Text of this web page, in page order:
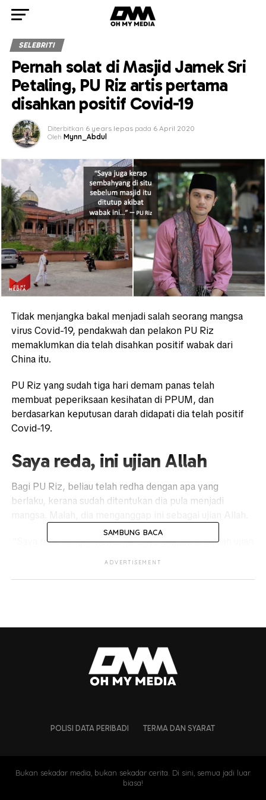
SELEBRITI
Pernah solat di Masjid Jamek Sri
Petaling, PU Riz artis pertama
disahkan positif Covid-19
Diterbitkan 6 years lepas pada 6 April 2020
Oleh Mynn_Abdul
Tidak menjangka bakal menjadi salah seorang mangsa
virus Covid-19, pendakwah dan pelakon PU Riz
memaklumkan dia telah disahkan positif wabak dari
China itu.
PU Riz yang sudah tiga hari demam panas telah
membuat peperiksaan kesihatan di PPUM, dan
berdasarkan keputusan darah didapati dia telah positif
Covid-19.
Saya reda, ini ujian Allah
Bagi PU Riz, beliau telah redha dengan apa yang
berlaku, kerana sudah ditentukan dia pula menjadi
“Saya reda dengan berita ini. Saya anggap ia adalah ujian
SAMBUNG BACA
ADVERTISEMENT
POLISI DATA PERIBADI TERMA DAN SYARAT
Bukan sekadar media, bukan sekadar cerita. Di sini, semua jadi luar
biasa!